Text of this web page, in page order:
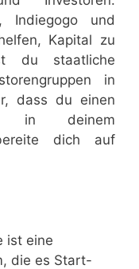
Indiegogo und
Kapital zu
du staatliche
in
dass du einen
in deinem
dich auf
ist eine
die es Start-